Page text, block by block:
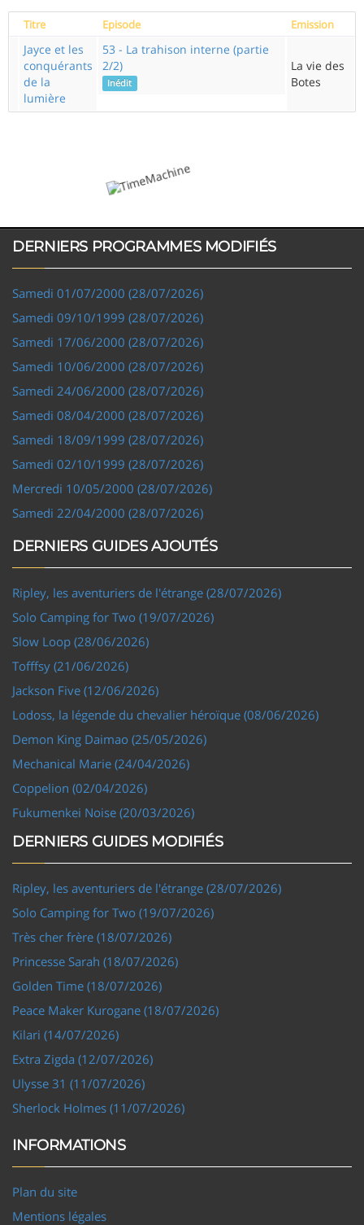
Titre Episode Emission
Jayce et les
conquérants
de la
lumière
53 - La trahison interne (partie
2/2)
Inédit
La vie des
Botes
DERNIERS PROGRAMMES MODIFIÉS
Samedi 01/07/2000 (28/07/2026)
Samedi 09/10/1999 (28/07/2026)
Samedi 17/06/2000 (28/07/2026)
Samedi 10/06/2000 (28/07/2026)
Samedi 24/06/2000 (28/07/2026)
Samedi 08/04/2000 (28/07/2026)
Samedi 18/09/1999 (28/07/2026)
Samedi 02/10/1999 (28/07/2026)
Mercredi 10/05/2000 (28/07/2026)
Samedi 22/04/2000 (28/07/2026)
DERNIERS GUIDES AJOUTÉS
Ripley, les aventuriers de l'étrange (28/07/2026)
Solo Camping for Two (19/07/2026)
Slow Loop (28/06/2026)
Tofffsy (21/06/2026)
Jackson Five (12/06/2026)
Lodoss, la légende du chevalier héroïque (08/06/2026)
Demon King Daimao (25/05/2026)
Mechanical Marie (24/04/2026)
Coppelion (02/04/2026)
Fukumenkei Noise (20/03/2026)
DERNIERS GUIDES MODIFIÉS
Ripley, les aventuriers de l'étrange (28/07/2026)
Solo Camping for Two (19/07/2026)
Très cher frère (18/07/2026)
Princesse Sarah (18/07/2026)
Golden Time (18/07/2026)
Peace Maker Kurogane (18/07/2026)
Kilari (14/07/2026)
Extra Zigda (12/07/2026)
Ulysse 31 (11/07/2026)
Sherlock Holmes (11/07/2026)
INFORMATIONS
Plan du site
Mentions légales